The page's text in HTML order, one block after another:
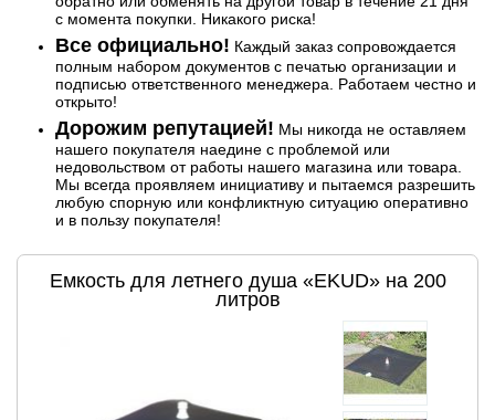
с момента покупки. Никакого риска!
Все официально! Каждый заказ сопровождается
полным набором документов с печатью организации и
подписью ответственного менеджера. Работаем честно и
открыто!
Дорожим репутацией! Мы никогда не оставляем
нашего покупателя наедине с проблемой или
недовольством от работы нашего магазина или товара.
Мы всегда проявляем инициативу и пытаемся разрешить
любую спорную или конфликтную ситуацию оперативно
и в пользу покупателя!
Емкость для летнего душа «EKUD» на 200
литров